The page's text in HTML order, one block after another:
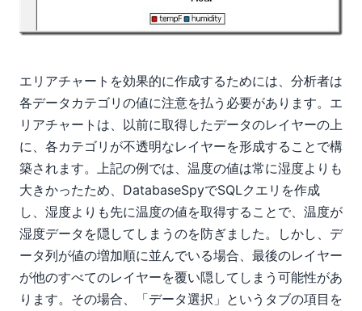
エリアチャートを効果的に作成するためには、分析者は
各データカテゴリの値に注意を払う必要があります。エ
リアチャートは、以前に取得したデータのレイヤーの上
に、各カテゴリが不透明なレイヤーを形成することで構
築されます。上記の例では、温度の値は常に湿度よりも
大きかったため、DatabaseSpyでSQLクエリを作成
し、湿度よりも先に温度の値を取得することで、温度が
湿度データを隠してしまうのを防ぎました。しかし、デ
ータ列が値の増加順に並んでいる場合、最後のレイヤー
が他のすべてのレイヤーを覆い隠してしまう可能性があ
ります。その場合、「データ選択」というタブの項目を